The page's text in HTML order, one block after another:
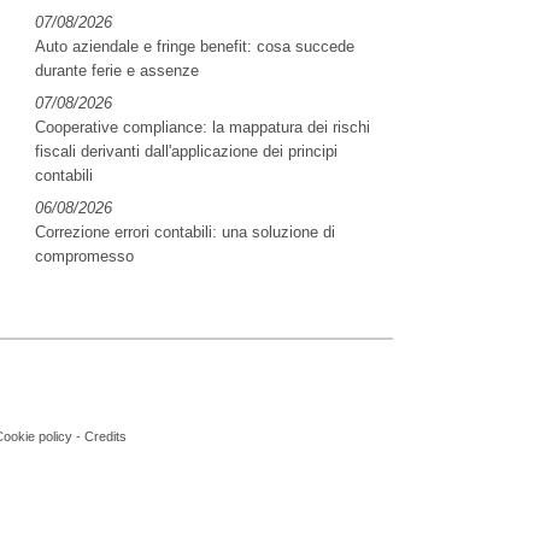
07/08/2026
Auto aziendale e fringe benefit: cosa succede
durante ferie e assenze
07/08/2026
Cooperative compliance: la mappatura dei rischi
fiscali derivanti dall'applicazione dei principi
contabili
06/08/2026
Correzione errori contabili: una soluzione di
compromesso
policy- Credits